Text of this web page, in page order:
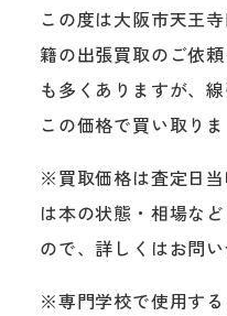
この度は大阪市天王
籍の出張買取のご依
も多くありますが、
この価格で買い取りま
※買取価格は査定日
は本の状態・相場な
ので、詳しくはお問い
※専門学校で使用す